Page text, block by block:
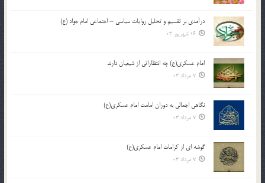
درآمدی بر تقسیم و تحلیل روایات سیاسی – اجتماعی امام جواد (ع)
16 شهریور 03
امام عسکری(ع) چه انتظاراتی از شیعیان دارند
7 مرداد 03
نگاهی اجمالی به دوران امامت امام عسکری(ع)
7 مرداد 03
گوشه ای از کرامات امام عسکری(ع)
7 مرداد 03